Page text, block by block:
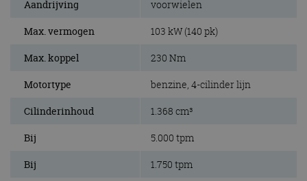
Aandrijving voorwielen
Max. vermogen 103 kW (140 pk)
Max. koppel 230 Nm
Motortype benzine, 4-cilinder lijn
Cilinderinhoud 1.368 cm³
Bij 5.000 tpm
Bij 1.750 tpm